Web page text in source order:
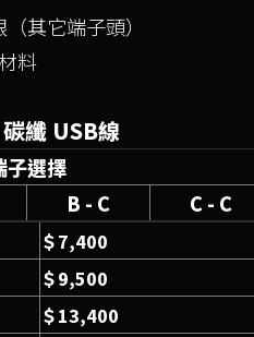
其它端子頭）
料
纖 USB線
子選擇
B - C C - C
＄7,400
＄9,500
＄13,400